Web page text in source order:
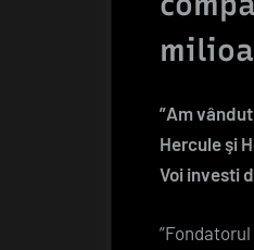
”Am
Hercule şi
Voi investi